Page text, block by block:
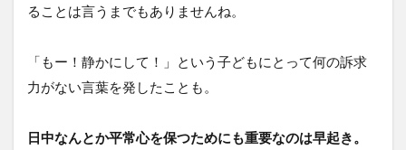
は手
4.3
【臨
時休
在宅
ることは言うまでもありませんね。
「もー！静かにして！」という子どもにとって何の訴求
力がない言葉を発したことも。
日中なんとか平常心を保つためにも重要なのは早起き。